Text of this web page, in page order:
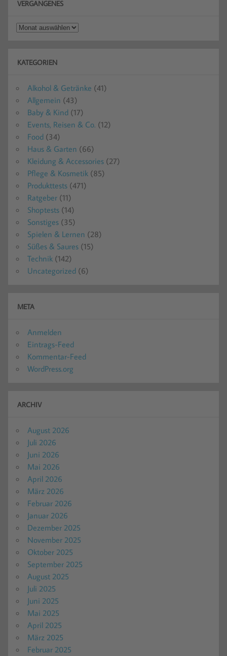
VERGANGENES
Vergangenes
KATEGORIEN
Alkohol & Getränke (41)
Allgemein (43)
Baby & Kind (17)
Events, Reisen & Co. (12)
Food (34)
Haus & Garten (66)
Kleidung & Accessories (27)
Pflege & Kosmetik (85)
Produkttests (471)
Ratgeber (11)
Shoptests (14)
Sonstiges (35)
Spielen & Lernen (28)
Süßes & Saures (15)
Technik (142)
Uncategorized (6)
META
Anmelden
Eintrags-Feed
Kommentar-Feed
WordPress.org
ARCHIV
August 2026
Juli 2026
Juni 2026
Mai 2026
April 2026
März 2026
Februar 2026
Januar 2026
Dezember 2025
November 2025
Oktober 2025
September 2025
August 2025
Juli 2025
Juni 2025
Mai 2025
April 2025
März 2025
Februar 2025